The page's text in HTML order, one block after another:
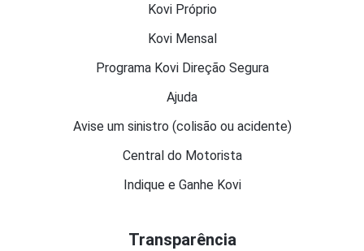
Kovi Próprio
Kovi Mensal
Programa Kovi Direção Segura
Ajuda
Avise um sinistro (colisão ou acidente)
Central do Motorista
Indique e Ganhe Kovi
Transparência